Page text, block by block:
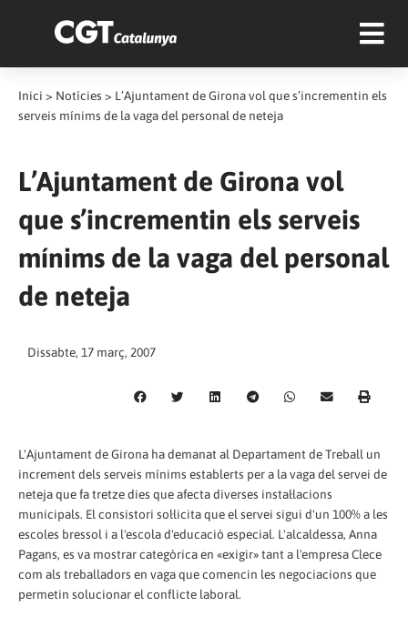
Inici > Notícies > L’Ajuntament de Girona vol que s’incrementin els
serveis mínims de la vaga del personal de neteja
L’Ajuntament de Girona vol
que s’incrementin els serveis
mínims de la vaga del personal
de neteja
Dissabte, 17 març, 2007
L'Ajuntament de Girona ha demanat al Departament de Treball un
increment dels serveis mínims establerts per a la vaga del servei de
neteja que fa tretze dies que afecta diverses instal·lacions
municipals. El consistori sol·licita que el servei sigui d'un 100% a les
escoles bressol i a l'escola d'educació especial. L'alcaldessa, Anna
Pagans, es va mostrar categòrica en «exigir» tant a l'empresa Clece
com als treballadors en vaga que comencin les negociacions que
permetin solucionar el conflicte laboral.